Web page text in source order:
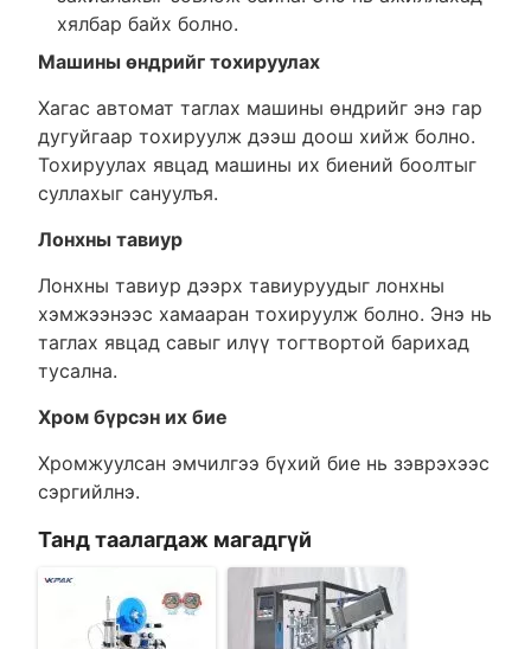
хялбар байх болно.
Машины өндрийг тохируулах
Хагас автомат таглах машины өндрийг энэ гар
дугуйгаар тохируулж дээш доош хийж болно.
Тохируулах явцад машины их биений боолтыг
суллахыг сануулъя.
Лонхны тавиур
Лонхны тавиур дээрх тавиуруудыг лонхны
хэмжээнээс хамааран тохируулж болно. Энэ нь
таглах явцад савыг илүү тогтвортой барихад
тусална.
Хром бүрсэн их бие
Хромжуулсан эмчилгээ бүхий бие нь зэврэхээс
сэргийлнэ.
Танд таалагдаж магадгүй